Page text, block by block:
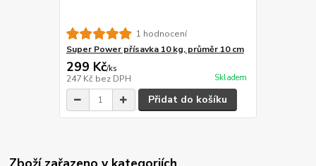
1 hodnocení
Super Power přísavka 10 kg, průměr 10 cm
299 Kč/ks
247 Kč bez DPH Skladem
Přidat do košíku